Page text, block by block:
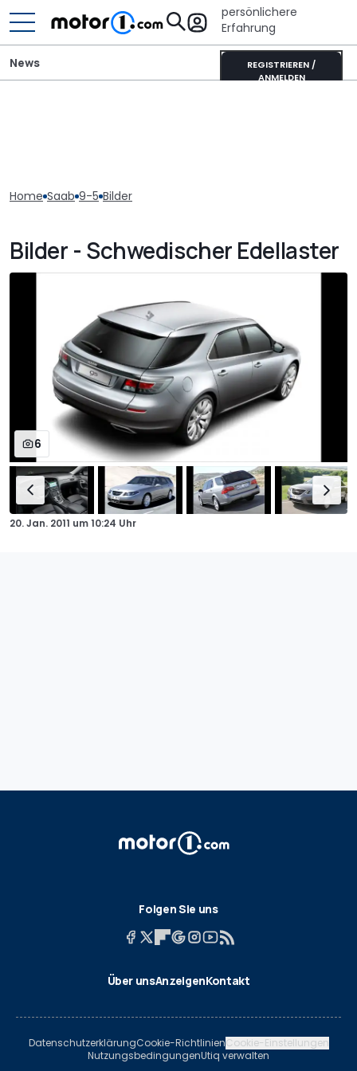
persönlichere
Erfahrung
REGISTRIEREN /
ANMELDEN
News
Home Saab 9-5 Bilder
Bilder - Schwedischer Edellaster
6
20. Jan. 2011 um10:24 Uhr
Folgen Sie uns
Über unsAnzeigenKontakt
DatenschutzerklärungCookie-RichtlinienCookie-Einstellungen
NutzungsbedingungenUtiq verwalten